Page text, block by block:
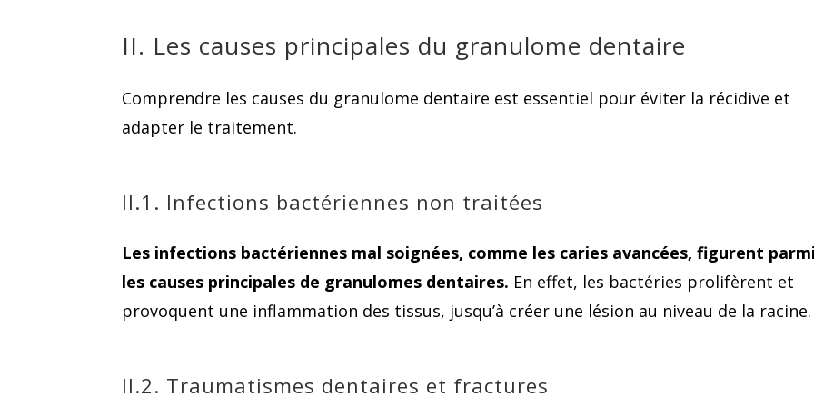
II. Les causes principales du granulome dentaire
Comprendre les causes du granulome dentaire est essentiel pour éviter la récidive et
adapter le traitement.
II.1. Infections bactériennes non traitées
Les infections bactériennes mal soignées, comme les caries avancées, figurent
les causes principales de granulomes dentaires. En effet, les bactéries prolifèrent et
provoquent une inflammation des tissus, jusqu’à créer une lésion au niveau de la racine.
II.2. Traumatismes dentaires et fractures